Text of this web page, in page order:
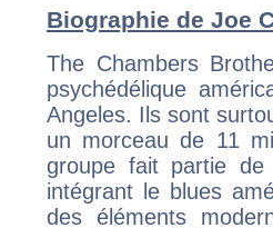
Biographie de Joe
The Chambers
psychédélique
Angeles. Ils sont
un morceau de 11
groupe fait partie de
intégrant le blues
des éléments